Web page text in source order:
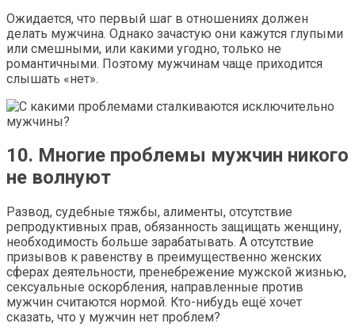
Ожидается, что первый шаг в отношениях должен
делать мужчина. Однако зачастую они кажутся глупыми
или смешными, или какими угодно, только не
романтичными. Поэтому мужчинам чаще приходится
слышать «нет».
10. Многие проблемы мужчин никого
не волнуют
Развод, судебные тяжбы, алименты, отсутствие
репродуктивных прав, обязанность защищать женщину,
необходимость больше зарабатывать. А отсутствие
призывов к равенству в преимущественно женских
сферах деятельности, пренебрежение мужской жизнью,
сексуальные оскорбления, направленные против
мужчин считаются нормой. Кто-нибудь ещё хочет
сказать, что у мужчин нет проблем?